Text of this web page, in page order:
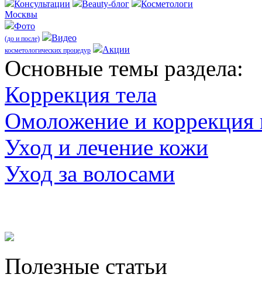
Консультации
Beauty-блог
Косметологи
Москвы
Фото
(до и после) Видео
косметологических процедур Акции
Оcновные темы раздела:
Коррекция тела
Омоложение и коррекция
Уход и лечение кожи
Уход за волосами
Полезные статьи